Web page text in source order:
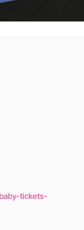
tickets-